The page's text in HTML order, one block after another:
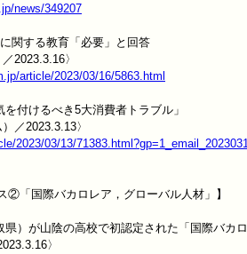
news/349207
関する教育「必要」と回答
article/2023/03/16/5863.html
付けるべき5大消費者トラブル」
2023/03/13/
②「国際バカロレア，グローバル人材」】
）が山陰の高校で初認定された「国際バカ